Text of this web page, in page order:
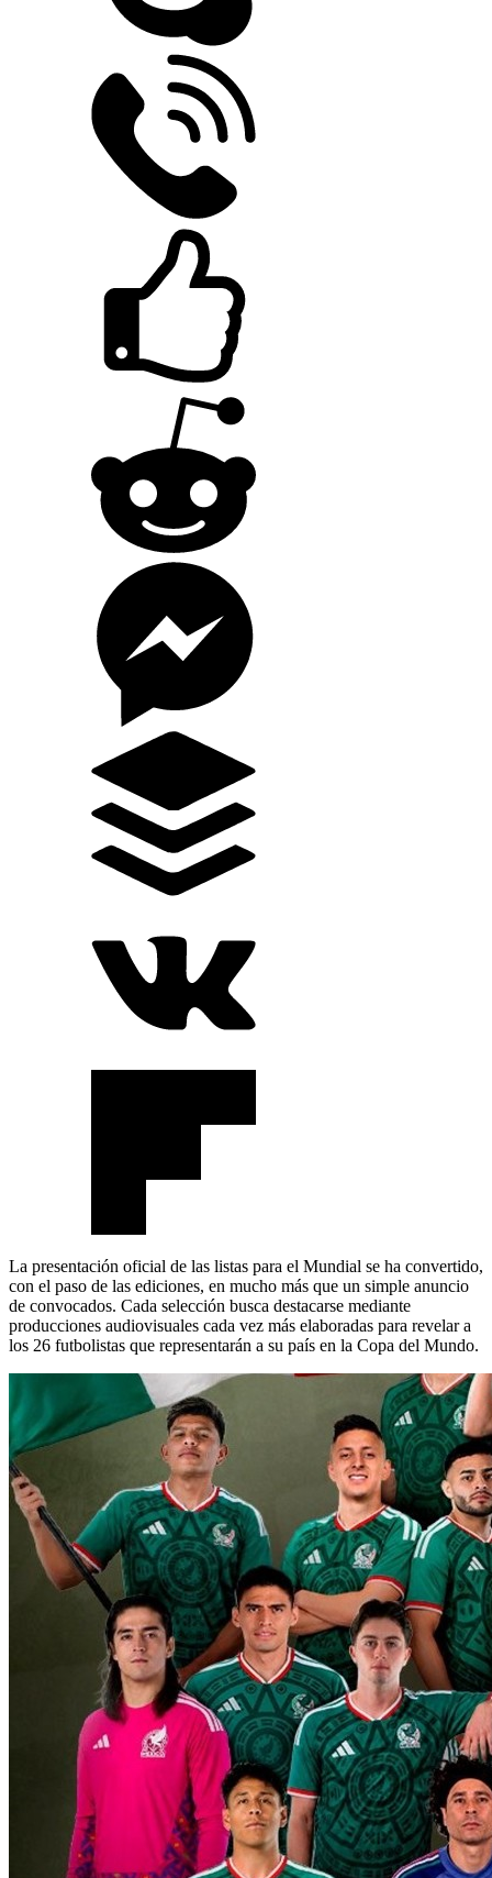
La presentación oficial de las listas para el Mundial se ha convertido,
con el paso de las ediciones, en mucho más que un simple anuncio
de convocados. Cada selección busca destacarse mediante
producciones audiovisuales cada vez más elaboradas para revelar a
los 26 futbolistas que representarán a su país en la Copa del Mundo.